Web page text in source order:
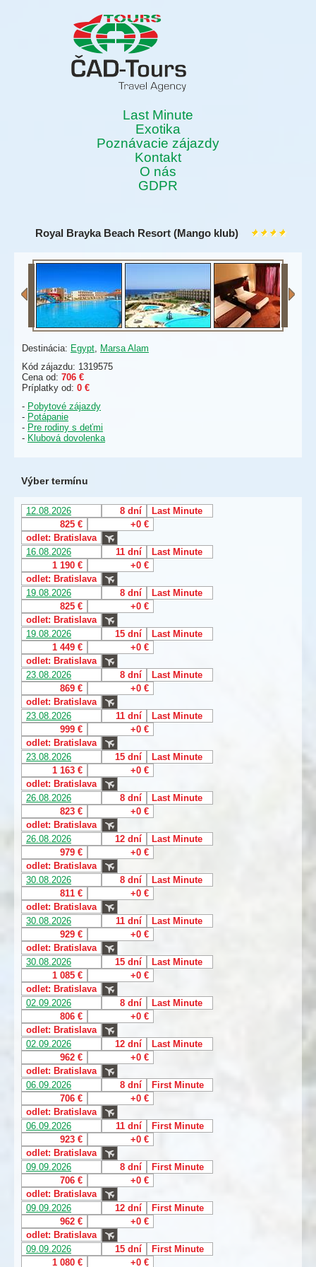
Last Minute
Exotika
Poznávacie zájazdy
Kontakt
O nás
GDPR
Royal Brayka Beach Resort (Mango klub)
Destinácia: Egypt, Marsa Alam
Kód zájazdu: 1319575
Cena od: 706 €
Príplatky od: 0 €
- Pobytové zájazdy
- Potápanie
- Pre rodiny s deťmi
- Klubová dovolenka
Výber termínu
12.08.2026 8 dní
Last Minute
825 €
+0 €
odlet: Bratislava
16.08.2026
11 dní
Last Minute
1 190 €
+0 €
odlet: Bratislava
19.08.2026
8 dní
Last Minute
825 €
+0 €
odlet: Bratislava
19.08.2026
15 dní
Last Minute
1 449 €
+0 €
odlet: Bratislava
23.08.2026
8 dní
Last Minute
869 €
+0 €
odlet: Bratislava
23.08.2026
11 dní
Last Minute
999 €
+0 €
odlet: Bratislava
23.08.2026
15 dní
Last Minute
1 163 €
+0 €
odlet: Bratislava
26.08.2026
8 dní
Last Minute
823 €
+0 €
odlet: Bratislava
26.08.2026
12 dní
Last Minute
979 €
+0 €
odlet: Bratislava
30.08.2026
8 dní
Last Minute
811 €
+0 €
odlet: Bratislava
30.08.2026
11 dní
Last Minute
929 €
+0 €
odlet: Bratislava
30.08.2026
15 dní
Last Minute
1 085 €
+0 €
odlet: Bratislava
02.09.2026
8 dní
Last Minute
806 €
+0 €
odlet: Bratislava
02.09.2026
12 dní
Last Minute
962 €
+0 €
odlet: Bratislava
06.09.2026
8 dní
First Minute
706 €
+0 €
odlet: Bratislava
06.09.2026
11 dní
First Minute
923 €
+0 €
odlet: Bratislava
09.09.2026
8 dní
First Minute
706 €
+0 €
odlet: Bratislava
09.09.2026
12 dní
First Minute
962 €
+0 €
odlet: Bratislava
09.09.2026
15 dní
First Minute
1 080 €
+0 €